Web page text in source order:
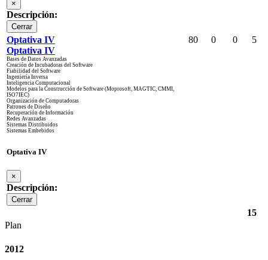
×
Descripción:
Cerrar
Optativa IV
Optativa IV
Bases de Datos Avanzadas
Creación de Incubadoras del Software
Fiabilidad del Software
Ingeniería Inversa
Inteligencia Computacional
Modelos para la Construcción de Software (Moprosoft, MAGTIC, CMMI,
ISO7IEC)
Organización de Computadoras
Patrones de Diseño
Recuperación de Información
Redes Avanzadas
Sistemas Distribuidos
Sistemas Embebidos
Optativa IV
×
Descripción:
Cerrar
80 0 0 5
15
Plan
2012